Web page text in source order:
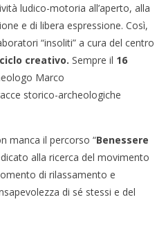
ludico-motoria all’aperto, alla
e di libera espressione. Così,
“insoliti” a cura del centro
creativo. Sempre il 16
Marco
storico-archeologiche
manca il percorso “Benessere
alla ricerca del movimento
di rilassamento e
di sé stessi e del